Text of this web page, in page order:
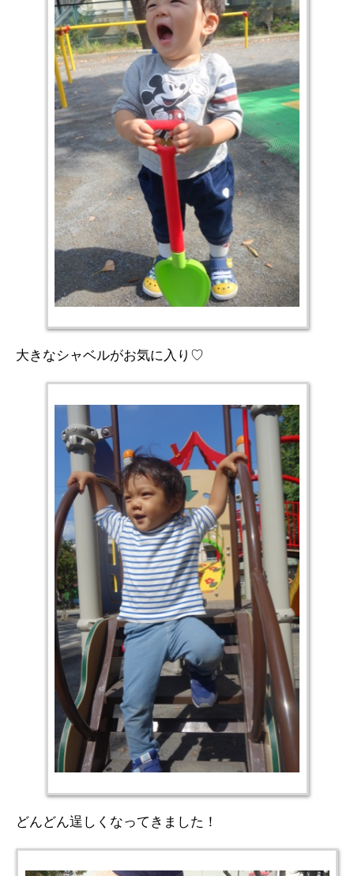
大きなシャベルがお気に入り♡
どんどん逞しくなってきました！